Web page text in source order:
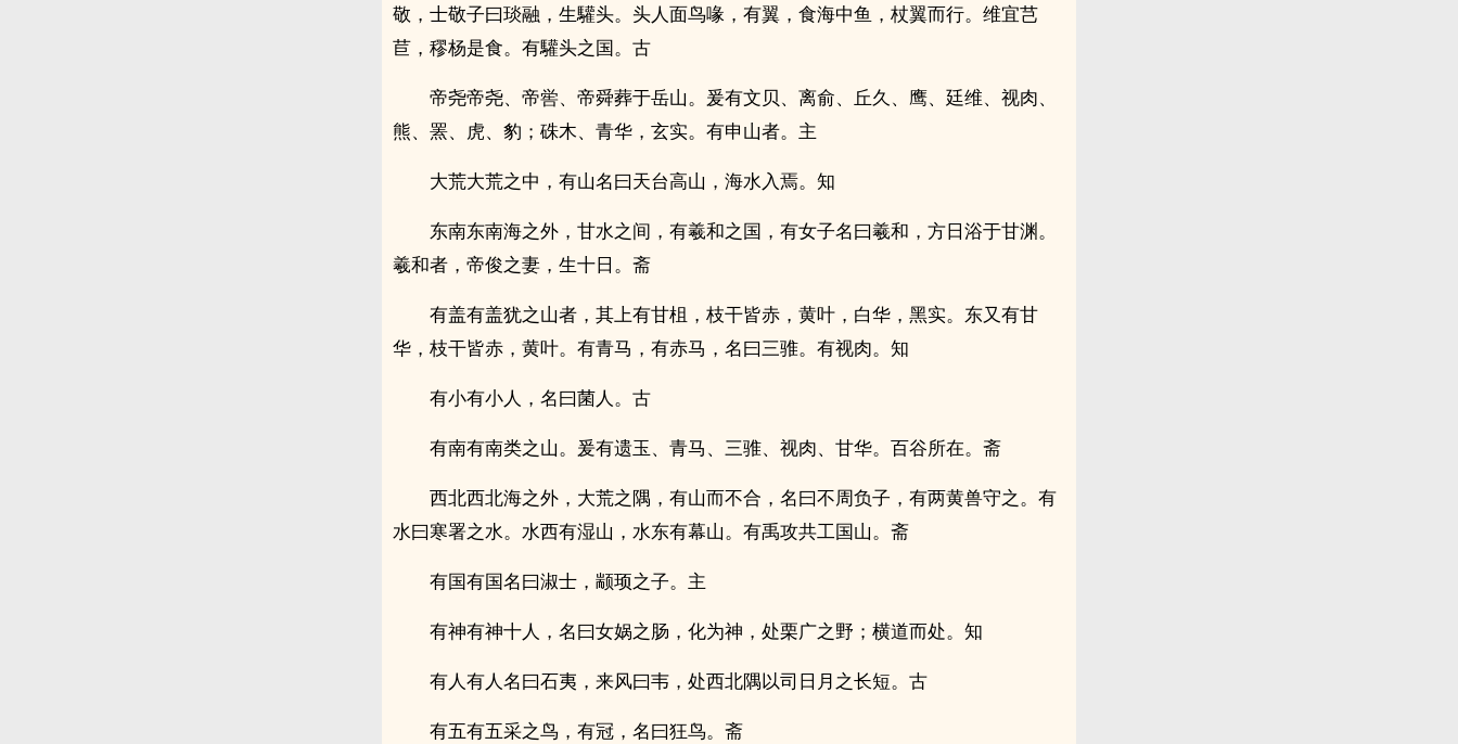
敬，士敬子曰琰融，生驩头。头人面鸟喙，有翼，食海中鱼，杖翼而行。维宜芑
苣，穋杨是食。有驩头之国。古
帝尧帝尧、帝喾、帝舜葬于岳山。爰有文贝、离俞、丘久、鹰、廷维、视肉、
熊、罴、虎、豹；硃木、青华，玄实。有申山者。主
大荒大荒之中，有山名曰天台高山，海水入焉。知
东南东南海之外，甘水之间，有羲和之国，有女子名曰羲和，方日浴于甘渊。
羲和者，帝俊之妻，生十日。斋
有盖有盖犹之山者，其上有甘柤，枝干皆赤，黄叶，白华，黑实。东又有甘
华，枝干皆赤，黄叶。有青马，有赤马，名曰三骓。有视肉。知
有小有小人，名曰菌人。古
有南有南类之山。爰有遗玉、青马、三骓、视肉、甘华。百谷所在。斋
西北西北海之外，大荒之隅，有山而不合，名曰不周负子，有两黄兽守之。有
水曰寒署之水。水西有湿山，水东有幕山。有禹攻共工国山。斋
有国有国名曰淑士，颛顼之子。主
有神有神十人，名曰女娲之肠，化为神，处栗广之野；横道而处。知
有人有人名曰石夷，来风曰韦，处西北隅以司日月之长短。古
有五有五采之鸟，有冠，名曰狂鸟。斋